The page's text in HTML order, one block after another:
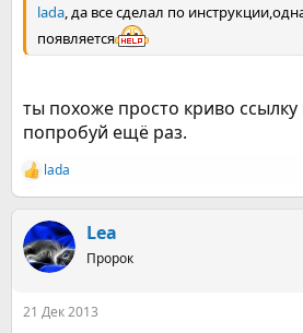
lada , да все сделал по
появляется
ты похоже просто криво ссылку
попробуй ещё раз.
Р
е
к
ц
и
lada
Lea
Пророк
21 Дек 2013